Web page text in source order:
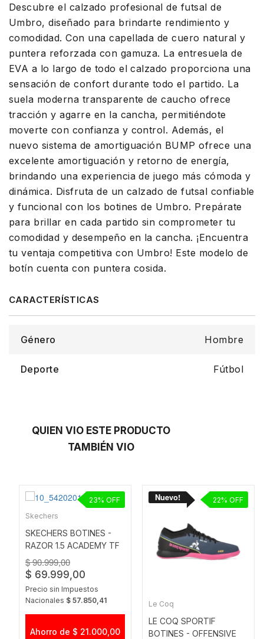
Descubre el calzado profesional de futsal de
Umbro, diseñado para brindarte rendimiento y
comodidad. Con una capellada de cuero natural y
puntera reforzada con gamuza. La entresuela de
EVA a lo largo de todo el calzado proporciona una
sensación de confort durante todo el partido. La
suela moderna transparente de caucho ofrece
tracción y agarre en la cancha, permitiéndote
moverte con confianza y control. Además, el
nuevo sistema de amortiguación BUMP ofrece una
excelente amortiguación y retorno de energía,
brindando una experiencia de juego más cómoda y
dinámica. Disfruta de un calzado de futsal confiable
y funcional con los botines de Umbro. Prepárate
para brillar en cada partido sin comprometer tu
comodidad y desempeño en la cancha. ¡Encuentra
tu ventaja competitiva con Umbro! Este modelo de
botín cuenta con puntera cosida.
Género Hombre
Deporte Fútbol
QUIEN VIO ESTE PRODUCTO
TAMBIÉN VIO
Skechers
SKECHERS BOTINES -
RAZOR 1.5 ACADEMY TF
NEGRO
$ 90.999,00
$ 69.999,00
Precio sin Impuestos
Nacionales $ 57.850,41
23
Ahorro de $ 21.000,00
Le Coq
LE COQ SPORTIF
BOTINES - OFFENSIVE
22